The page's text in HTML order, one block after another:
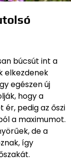
búcsút int a
elkezdenek
egészen új
hogy a
ér, pedig az őszi
a maximumot.
de a
így